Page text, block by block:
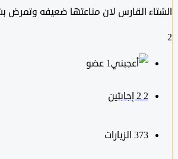
القارس لان مناعتها ضعيفه وتمرض بشكل
‫1 عضو
373 الزيارات